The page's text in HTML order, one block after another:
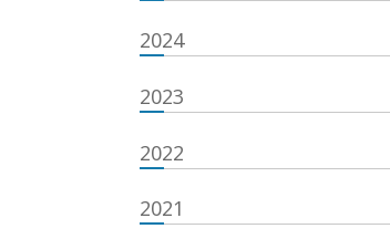
2024
2023
2022
2021